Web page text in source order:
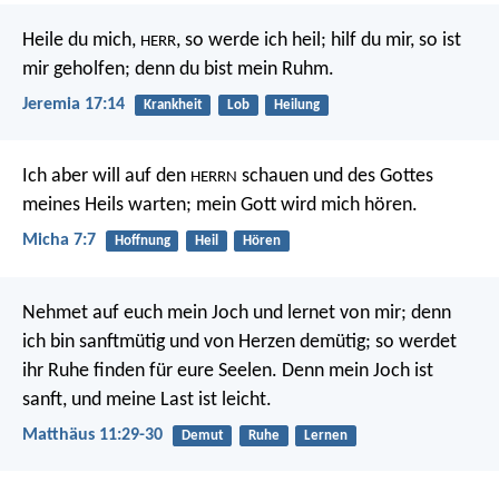
Heile du mich, HERR, so werde ich heil; hilf du mir, so ist
mir geholfen; denn du bist mein Ruhm.
Jeremia 17:14 Krankheit Lob Heilung
Ich aber will auf den HERRN schauen und des Gottes
meines Heils warten; mein Gott wird mich hören.
Micha 7:7 Hoffnung Heil Hören
Nehmet auf euch mein Joch und lernet von mir; denn
ich bin sanftmütig und von Herzen demütig; so werdet
ihr Ruhe finden für eure Seelen. Denn mein Joch ist
sanft, und meine Last ist leicht.
Matthäus 11:29-30 Demut Ruhe Lernen